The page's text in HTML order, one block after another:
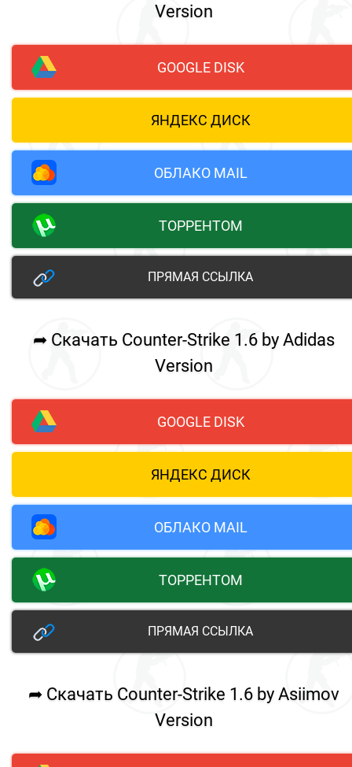
Version
GOOGLE DISK
ЯНДЕКС ДИСК
ОБЛАКО MAIL
ТОРРЕНТОМ
ПРЯМАЯ ССЫЛКА
➦ Скачать Counter-Strike 1.6 by Adidas
Version
GOOGLE DISK
ЯНДЕКС ДИСК
ОБЛАКО MAIL
ТОРРЕНТОМ
ПРЯМАЯ ССЫЛКА
➦ Скачать Counter-Strike 1.6 by Asiimov
Version